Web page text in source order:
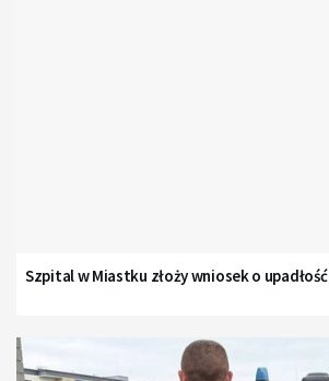
Szpital w Miastku złoży wniosek o upadłość